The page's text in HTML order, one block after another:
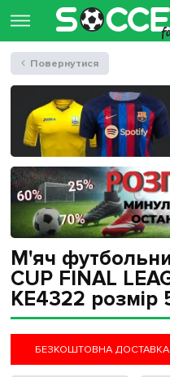
М'яч
CUP FINAL
KE4322 розмір
БЕЗКОШТОВНА ДОСТАВКА
Повернутися